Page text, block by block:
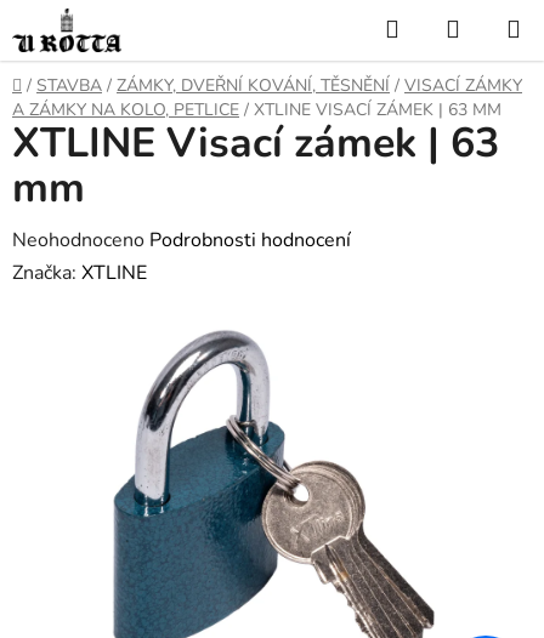
na
obsah
Hledat
KOŠÍK
DOMŮ
/ STAVBA / ZÁMKY, DVEŘNÍ KOVÁNÍ, TĚSNĚNÍ / VISACÍ ZÁMKY
A ZÁMKY NA KOLO, PETLICE / XTLINE VISACÍ ZÁMEK | 63 MM
XTLINE Visací zámek | 63
mm
Průměrné
hodnocení
Neohodnoceno Podrobnosti hodnocení
Značka: XTLINE